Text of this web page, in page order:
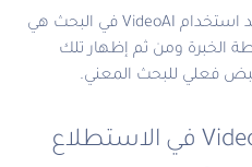
إحدى أهم فوائد استخدام VideoAI في البحث هي
الخبرة ومن ثم إظهار تلك
فعلي للبحث المعني.
كيفية استخدام VideoAI في الاستطلاع